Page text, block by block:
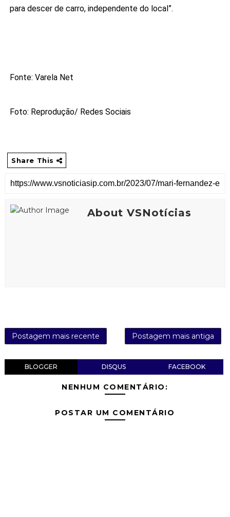
para descer de carro, independente do local”.
Fonte: Varela Net
Foto: Reprodução/ Redes Sociais
Share This
About VSNotícias
Postagem mais recente Postagem mais antiga
BLOGGER DISQUS FACEBOOK
NENHUM COMENTÁRIO:
POSTAR UM COMENTÁRIO